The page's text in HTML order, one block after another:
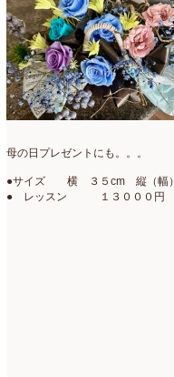
母の日プレゼントにも。。。
●サイズ 横 ３５cm 縦（幅
● レッスン １３０００円